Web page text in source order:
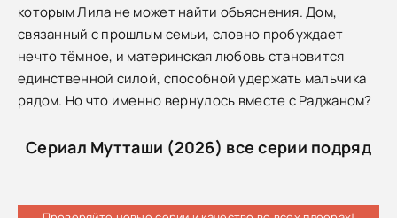
которым Лила не может найти объяснения. Дом,
связанный с прошлым семьи, словно пробуждает
нечто тёмное, и материнская любовь становится
единственной силой, способной удержать мальчика
рядом. Но что именно вернулось вместе с Раджаном?
Сериал Мутташи (2026) все серии подряд